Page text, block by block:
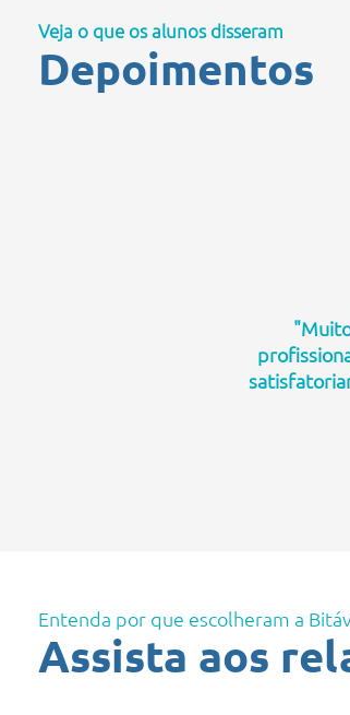
Depoimentos
Veja o que os alunos disseram
Assista aos
Entenda por que escolheram a